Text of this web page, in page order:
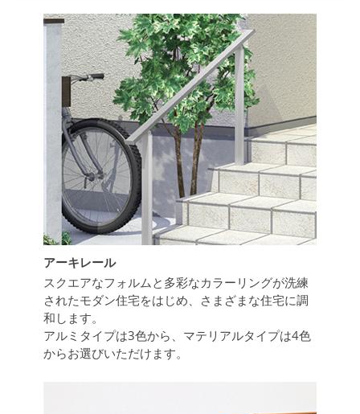
アーキレール
スクエアなフォルムと多彩なカラーリングが洗練
されたモダン住宅をはじめ、さまざまな住宅に調
和します。
アルミタイプは3色から、マテリアルタイプは4色
からお選びいただけます。